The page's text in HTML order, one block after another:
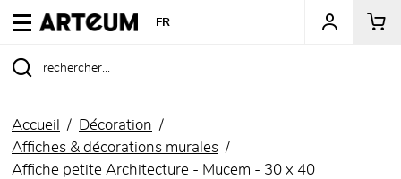
ARTEUM, la référence des boutiques de musées
FR
Accueil
Décoration
Affiches & décorations murales
Affiche petite Architecture - Mucem - 30 x 40